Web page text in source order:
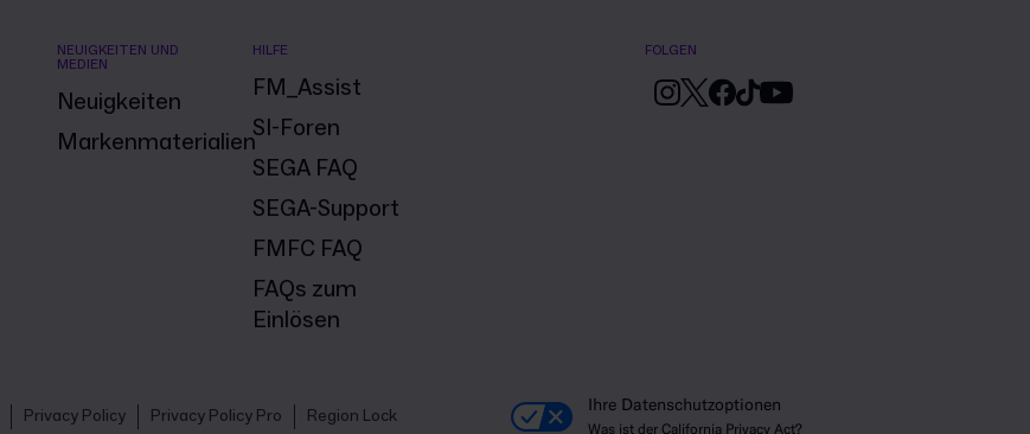
NEUIGKEITEN UND
MEDIEN
Neuigkeiten
Markenmaterialien
HILFE
FM_Assist
SI-Foren
SEGA FAQ
SEGA-Support
FMFC FAQ
FAQs zum
Einlösen
FOLGEN
Privacy Policy Privacy Policy Pro Region Lock
Ihre Datenschutzoptionen
Was ist der California Privacy Act?